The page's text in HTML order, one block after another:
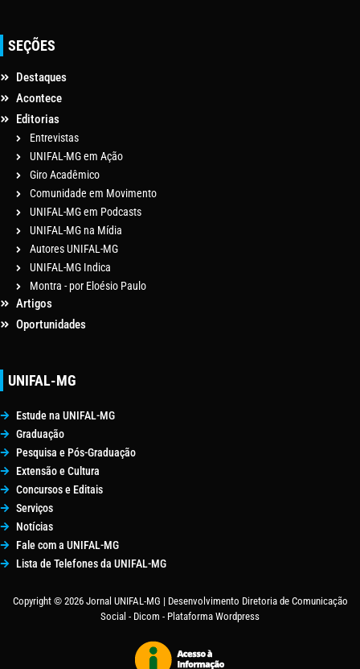
SEÇÕES
Destaques
Acontece
Editorias
Entrevistas
UNIFAL-MG em Ação
Giro Acadêmico
Comunidade em Movimento
UNIFAL-MG em Podcasts
UNIFAL-MG na Mídia
Autores UNIFAL-MG
UNIFAL-MG Indica
Montra - por Eloésio Paulo
Artigos
Oportunidades
UNIFAL-MG
Estude na UNIFAL-MG
Graduação
Pesquisa e Pós-Graduação
Extensão e Cultura
Concursos e Editais
Serviços
Notícias
Fale com a UNIFAL-MG
Lista de Telefones da UNIFAL-MG
Copyright © 2026 Jornal UNIFAL-MG | Desenvolvimento Diretoria de Comunicação
Social - Dicom - Plataforma Wordpress